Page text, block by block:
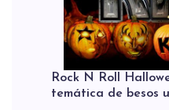
Rock N Roll
temática de besos